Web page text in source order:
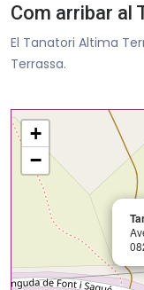
Com arribar al
El Tanatori Altima
Terrassa.
+
−